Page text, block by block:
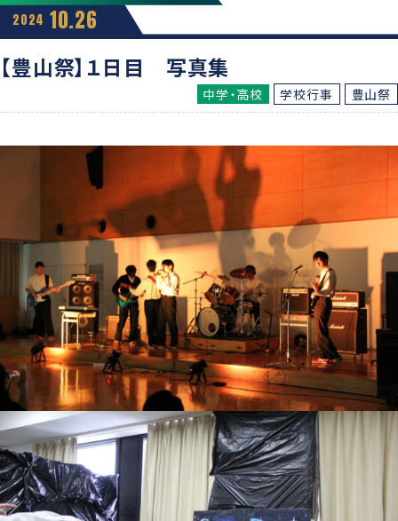
スクール・ミッション
沿革・校歌
日本大学について
数字で見る豊山
グローバル教育
教科の特長
カリキュラム・シラバス
年間行事
部活動
豊山生の一日
生徒座談会
学校案内パンフレット
学則
教科の特長
カリキュラム・シラバス
進学コース
特進コース
スポーツコース
年間行事
制服紹介
部活動
生徒座談会
学校案内パンフレット
進路指導
進学実績
合格者インタビュー
進路新聞Compass
活躍するOB
2024 10.26
【豊山祭】１日目 写真集
中学・高校 学校行事 豊山祭